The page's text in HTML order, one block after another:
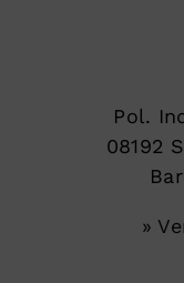
Pol.
08192
»